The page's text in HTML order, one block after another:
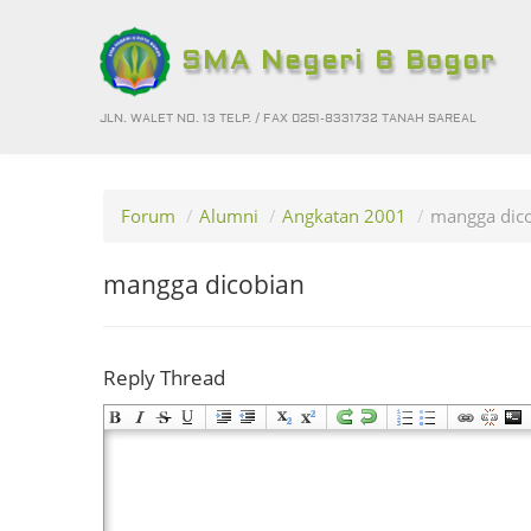
SMA Negeri 6 Bogor
JLN. WALET NO. 13 TELP. / FAX 0251-8331732 TANAH SAREAL
Forum / Alumni / Angkatan 2001 / mangga
mangga dicobian
Reply Thread